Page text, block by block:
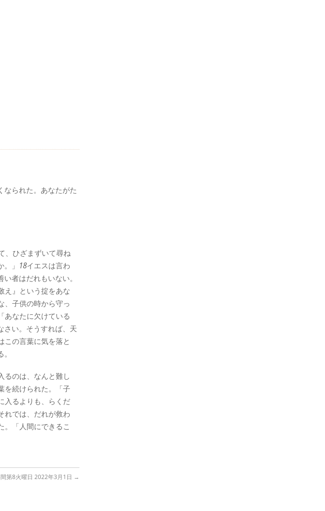
なられた。あなたがた
、ひざまずいて尋ね
」 18イエスは言わ
者はだれもいない。
え』という掟をあな
、子供の時から守っ
あなたに欠けている
さい。そうすれば、天
この言葉に気を落と
るのは、なんと難し
を続けられた。「子
入るよりも、らくだ
れでは、だれが救わ
。「人間にできるこ
第8火曜日 2022年3月1日 →